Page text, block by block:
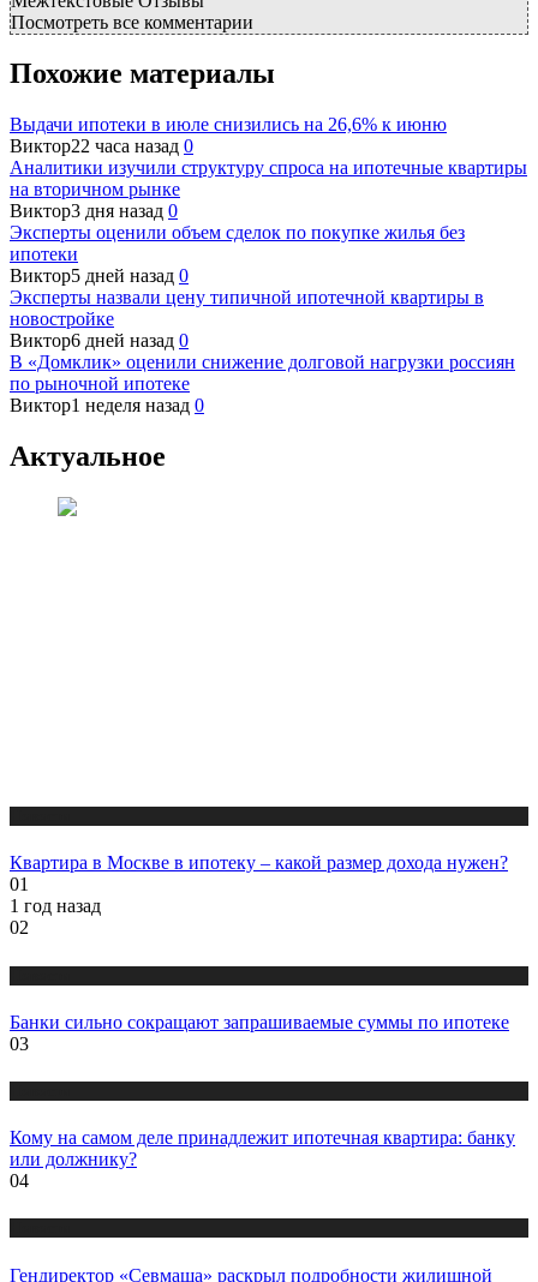
Посмотреть все комментарии
Похожие материалы
Выдачи ипотеки в июле снизились на 26,6% к июню
Виктор22 часа назад 0
Аналитики изучили структуру спроса на ипотечные квартиры
на вторичном рынке
Виктор3 дня назад 0
Эксперты оценили объем сделок по покупке жилья без
ипотеки
Виктор5 дней назад 0
Эксперты назвали цену типичной ипотечной квартиры в
новостройке
Виктор6 дней назад 0
В «Домклик» оценили снижение долговой нагрузки россиян
по рыночной ипотеке
Виктор1 неделя назад 0
Актуальное
Квартира в Москве в ипотеку – какой размер дохода нужен?
01
1 год назад
02
Банки сильно сокращают запрашиваемые суммы по ипотеке
03
Кому на самом деле принадлежит ипотечная квартира: банку
или должнику?
04
Гендиректор «Севмаша» раскрыл подробности жилищной